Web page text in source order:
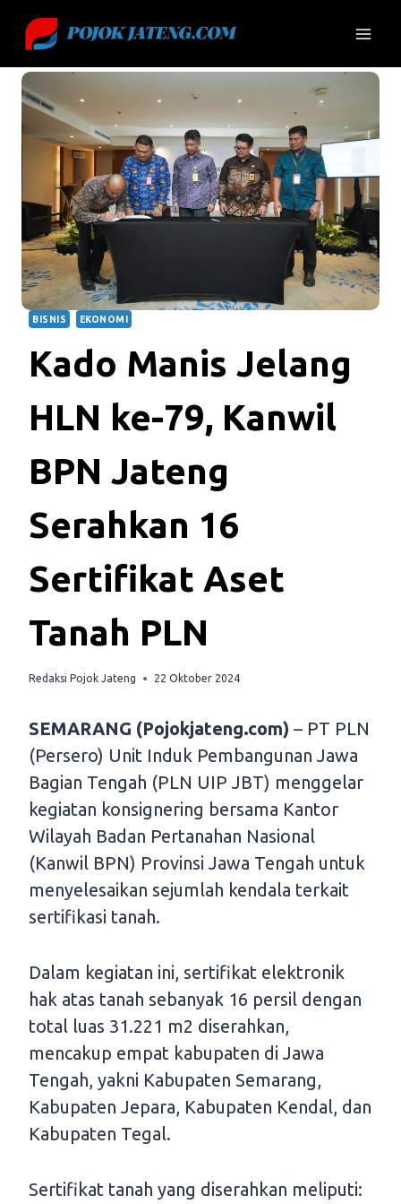
content
BISNIS EKONOMI
Kado Manis Jelang
HLN ke-79, Kanwil
BPN Jateng
Serahkan 16
Sertifikat Aset
Tanah PLN
Redaksi Pojok Jateng 22 Oktober 2024
SEMARANG (Pojokjateng.com) – PT PLN
(Persero) Unit Induk Pembangunan Jawa
Bagian Tengah (PLN UIP JBT) menggelar
kegiatan konsignering bersama Kantor
Wilayah Badan Pertanahan Nasional
(Kanwil BPN) Provinsi Jawa Tengah untuk
menyelesaikan sejumlah kendala terkait
sertifikasi tanah.
Dalam kegiatan ini, sertifikat elektronik
hak atas tanah sebanyak 16 persil dengan
total luas 31.221 m2 diserahkan,
mencakup empat kabupaten di Jawa
Tengah, yakni Kabupaten Semarang,
Kabupaten Jepara, Kabupaten Kendal, dan
Kabupaten Tegal.
Sertifikat tanah yang diserahkan meliputi: